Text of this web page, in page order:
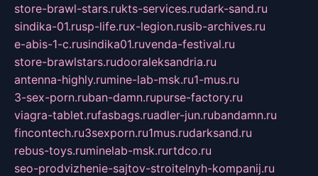
store-brawl-stars.rukts-services.rudark-sand.ru
sindika-01.rusp-life.rux-legion.rusib-archives.ru
e-abis-1-c.rusindika01.ruvenda-festival.ru
store-brawlstars.rudooraleksandria.ru
antenna-highly.rumine-lab-msk.ru1-mus.ru
3-sex-porn.ruban-damn.rupurse-factory.ru
viagra-tablet.rufasbags.ruadler-jun.rubandamn.ru
fincontech.ru3sexporn.ru1mus.rudarksand.ru
rebus-toys.ruminelab-msk.rurtdco.ru
seo-prodvizhenie-sajtov-stroitelnyh-kompanij.ru